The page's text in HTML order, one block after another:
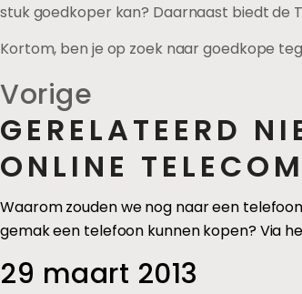
stuk goedkoper kan? Daarnaast biedt de
Kortom, ben je op zoek naar goedkope
Vorige
GERELATEERD
ONLINE
Waarom zouden we nog naar een
gemak een telefoon kunnen kopen? Via
29 maart 2013